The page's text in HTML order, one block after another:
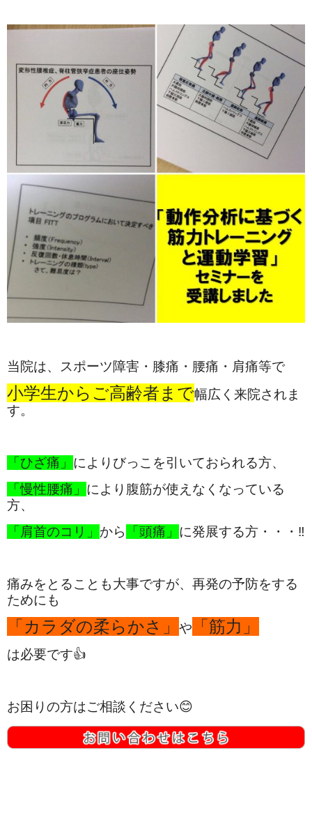
当院は、スポーツ障害・膝痛・腰痛・肩痛等で
小学生からご高齢者まで幅広く来院されま
す。
「ひざ痛」 によりびっこを引いておられる方、
「慢性腰痛」 により腹筋が使えなくなっている
方、
「肩首のコリ」 から 「頭痛」 に発展する方・・・‼
痛みをとることも大事ですが、再発の予防をする
ためにも
「カラダの柔らかさ」 や 「筋力」
は必要です👍
お困りの方はご相談ください😊